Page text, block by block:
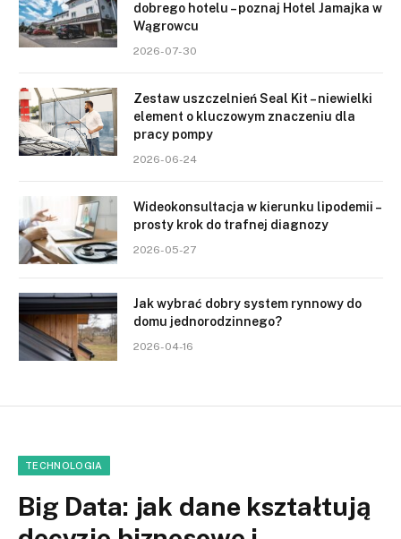
dobrego hotelu – poznaj Hotel Jamajka w
Wągrowcu
2026-07-30
Zestaw uszczelnień Seal Kit – niewielki
element o kluczowym znaczeniu dla
pracy pompy
2026-06-24
Wideokonsultacja w kierunku lipodemii –
prosty krok do trafnej diagnozy
2026-05-27
Jak wybrać dobry system rynnowy do
domu jednorodzinnego?
2026-04-16
TECHNOLOGIA
Big Data: jak dane kształtują